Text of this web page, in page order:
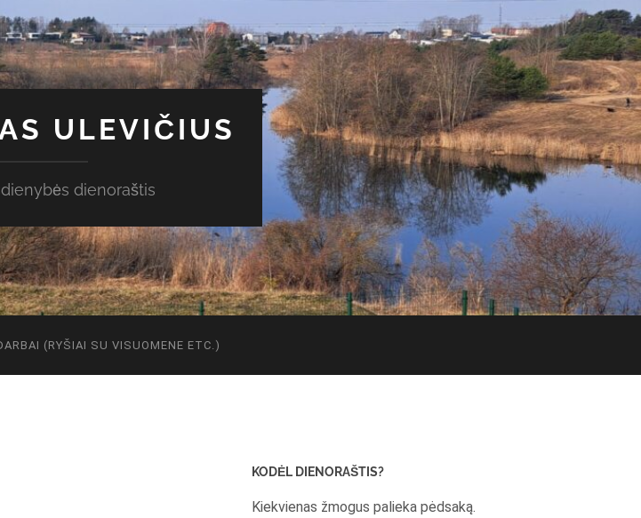
ULEVIČIUS
dienoraštis
(RYŠIAI SU VISUOMENE ETC.)
KODĖL DIENORAŠTIS?
Kiekvienas žmogus palieka pėdsaką.